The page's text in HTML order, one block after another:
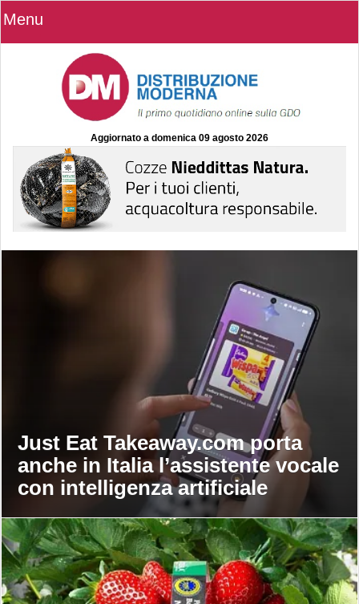
Menu
Aggiornato a domenica 09 agosto 2026
Just Eat Takeaway.com porta
anche in Italia l’assistente vocale
con intelligenza artificiale